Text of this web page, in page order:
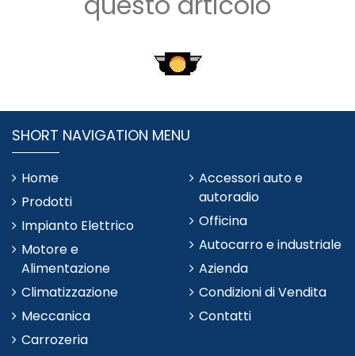
SHORT NAVIGATION MENU
Home
Prodotti
Impianto Elettrico
Motore e
Alimentazione
Climatizzazione
Meccanica
Carrozeria
Accessori auto e
autoradio
Officina
Autocarro e industriale
Azienda
Condizioni di Vendita
Contatti